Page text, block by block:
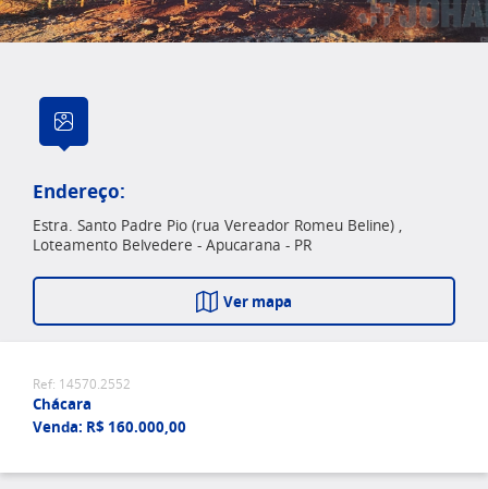
Endereço:
Estra. Santo Padre Pio (rua Vereador Romeu Beline) ,
Loteamento Belvedere - Apucarana - PR
Ver mapa
Ref: 14570.2552
Chácara
Venda: R$ 160.000,00